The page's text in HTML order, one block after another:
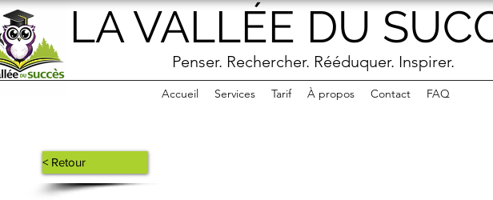
LA VALLÉE DU
Penser. Rechercher. Rééduquer. Inspirer.
Accueil Services Tarif À propos Contact FAQ
< Retour